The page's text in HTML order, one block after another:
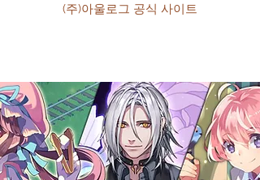
(주)아울로그 공식 사이트